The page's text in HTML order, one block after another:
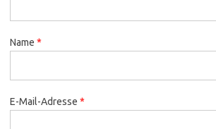
Name *
E-Mail-Adresse *